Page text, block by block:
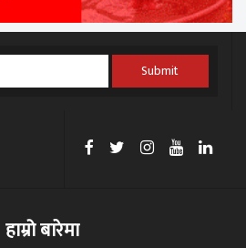
Submit
हाम्रो बारेमा